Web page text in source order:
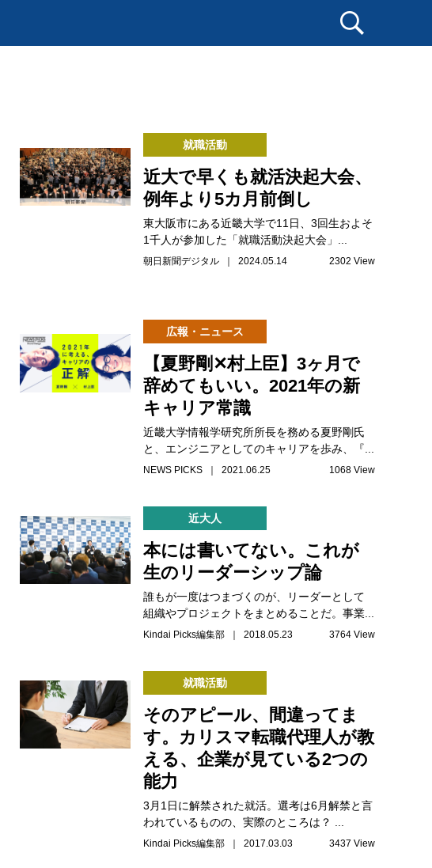
就職活動
近大で早くも就活決起大会、
例年より5カ月前倒し
東大阪市にある近畿大学で11日、3回生およそ
1千人が参加した「就職活動決起大会」...
朝日新聞デジタル ｜ 2024.05.14 2302 View
広報・ニュース
【夏野剛✕村上臣】3ヶ月で
辞めてもいい。2021年の新
キャリア常識
近畿大学情報学研究所所長を務める夏野剛氏
と、エンジニアとしてのキャリアを歩み、『...
NEWS PICKS ｜ 2021.06.25 1068 View
近大人
本には書いてない。これが
生のリーダーシップ論
誰もが一度はつまづくのが、リーダーとして
組織やプロジェクトをまとめることだ。事業...
Kindai Picks編集部 ｜ 2018.05.23 3764 View
就職活動
そのアピール、間違ってま
す。カリスマ転職代理人が教
える、企業が見ている2つの
能力
3月1日に解禁された就活。選考は6月解禁と言
われているものの、実際のところは？ ...
Kindai Picks編集部 ｜ 2017.03.03 3437 View